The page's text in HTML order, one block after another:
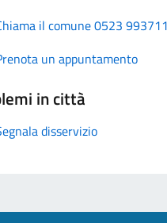
il comune 0523 993711
un appuntamento
in città
disservizio